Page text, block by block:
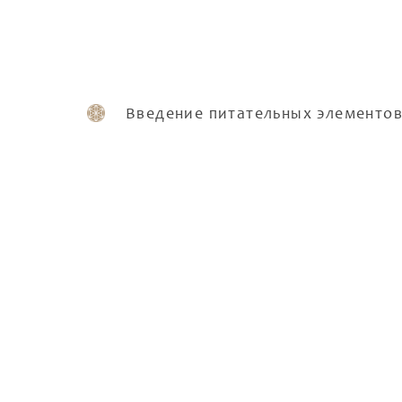
Введение питательных элементов